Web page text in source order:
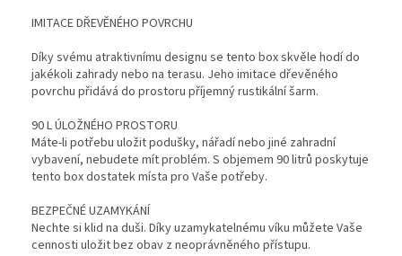
IMITACE DŘEVĚNÉHO POVRCHU
Díky svému atraktivnímu designu se tento box skvěle hodí do
jakékoli zahrady nebo na terasu. Jeho imitace dřevěného
povrchu přidává do prostoru příjemný rustikální šarm.
90 L ÚLOŽNÉHO PROSTORU
Máte-li potřebu uložit podušky, nářadí nebo jiné zahradní
vybavení, nebudete mít problém. S objemem 90 litrů poskytuje
tento box dostatek místa pro Vaše potřeby.
BEZPEČNÉ UZAMYKÁNÍ
Nechte si klid na duši. Díky uzamykatelnému víku můžete Vaše
cennosti uložit bez obav z neoprávněného přístupu.